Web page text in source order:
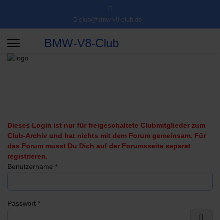
club@bmw-v8-club.de
BMW-V8-Club
Dieses Login ist nur für freigeschaltete Clubmitglieder zum
Club-Archiv und hat nichts mit dem Forum gemeinsam. Für
das Forum musst Du Dich auf der Forumsseite separat
registrieren.
Benutzername *
Passwort *